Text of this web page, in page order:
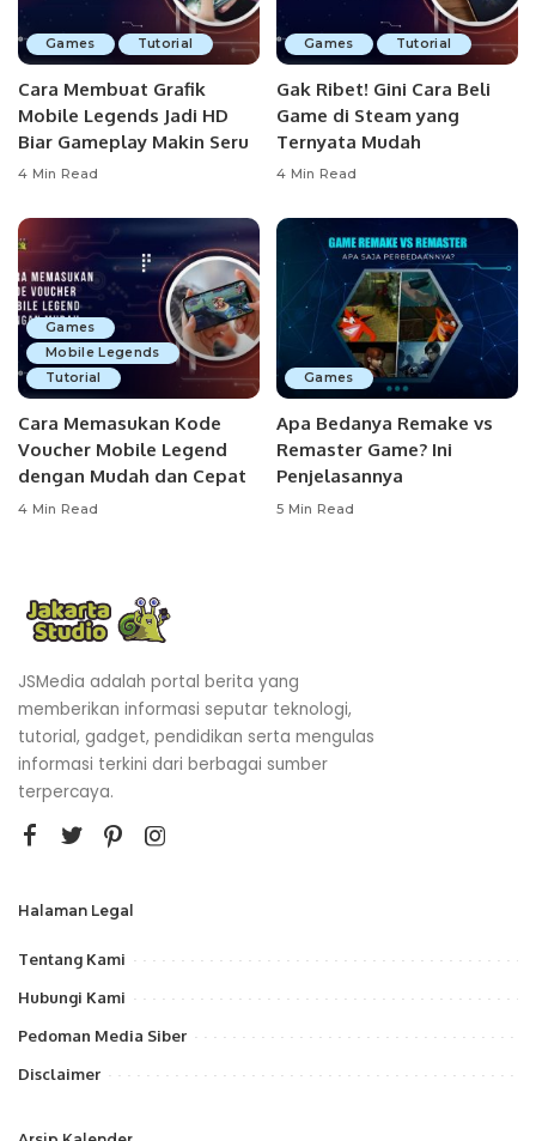
Games Tutorial
Cara Membuat Grafik
Mobile Legends Jadi HD
Biar Gameplay Makin Seru
4 Min Read
Games Tutorial
Gak Ribet! Gini Cara Beli
Game di Steam yang
Ternyata Mudah
4 Min Read
Games
Mobile Legends
Tutorial
Cara Memasukan Kode
Voucher Mobile Legend
dengan Mudah dan Cepat
4 Min Read
Games
Apa Bedanya Remake vs
Remaster Game? Ini
Penjelasannya
5 Min Read
JSMedia adalah portal berita yang
memberikan informasi seputar teknologi,
tutorial, gadget, pendidikan serta mengulas
informasi terkini dari berbagai sumber
terpercaya.
Halaman Legal
Tentang Kami
Hubungi Kami
Pedoman Media Siber
Disclaimer